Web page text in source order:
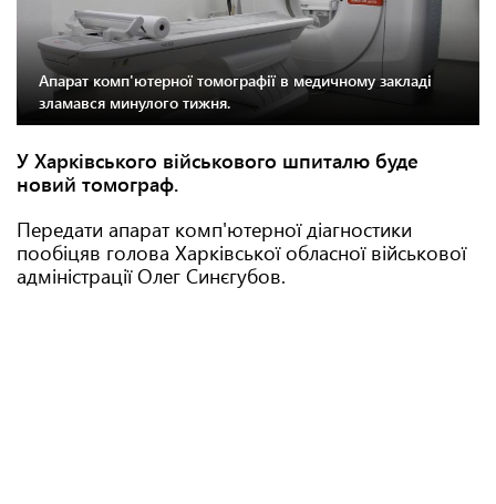
Апарат комп'ютерної томографії в медичному закладі
зламався минулого тижня.
У Харківського військового шпиталю буде
новий томограф.
Передати апарат комп'ютерної діагностики
пообіцяв голова Харківської обласної військової
адміністрації Олег Синєгубов.